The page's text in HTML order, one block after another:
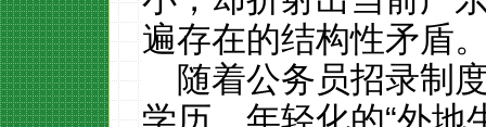
遍存在的结构性矛盾
随着公务员招录制